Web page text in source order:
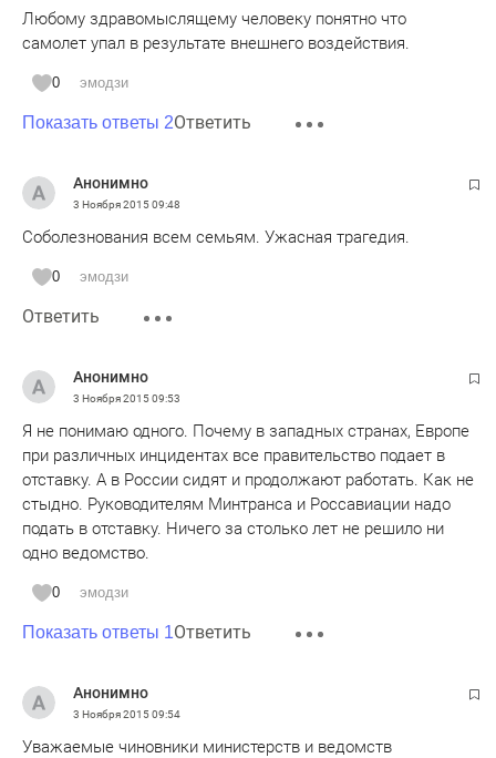
Любому здравомыслящему человеку понятно что
самолет упал в результате внешнего воздействия.
0 эмодзи
Показать ответы 2Ответить
Анонимно
3 Ноября 201509:48
Соболезнования всем семьям. Ужасная трагедия.
0 эмодзи
Ответить
Анонимно
3 Ноября 201509:53
Я не понимаю одного. Почему в западных странах, Европе
при различных инцидентах все правительство подает в
отставку. А в России сидят и продолжают работать. Как не
стыдно. Руководителям Минтранса и Россавиации надо
подать в отставку. Ничего за столько лет не решило ни
одно ведомство.
0 эмодзи
Показать ответы 1Ответить
Анонимно
3 Ноября 201509:54
Уважаемые чиновники министерств и ведомств